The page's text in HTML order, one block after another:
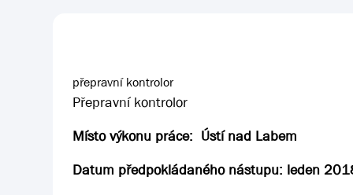
přepravní kontrolor
Přepravní kontrolor
Místo výkonu práce: Ústí nad Labem
Datum předpokládaného nástupu: leden